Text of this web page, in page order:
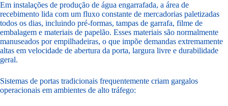
Em instalações de produção de água engarrafada, a área de
recebimento lida com um fluxo constante de mercadorias paletizadas
todos os dias, incluindo pré-formas, tampas de garrafa, filme de
embalagem e materiais de papelão. Esses materiais são normalmente
manuseados por empilhadeiras, o que impõe demandas extremamente
altas em velocidade de abertura da porta, largura livre e durabilidade
geral.
Sistemas de portas tradicionais frequentemente criam gargalos
operacionais em ambientes de alto tráfego: